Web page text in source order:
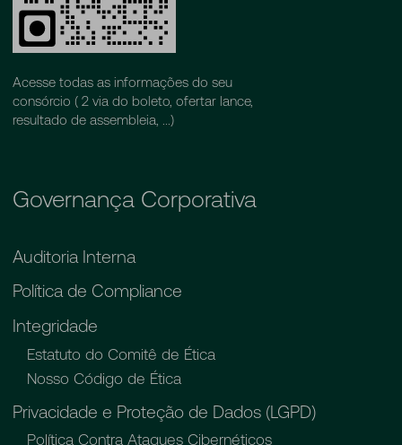
Acesse todas as informações do seu
consórcio ( 2 via do boleto, ofertar lance,
resultado de assembleia, ...)
Governança Corporativa
Auditoria Interna
Política de Compliance
Integridade
Estatuto do Comitê de Ética
Nosso Código de Ética
Privacidade e Proteção de Dados (LGPD)
Política Contra Ataques Cibernéticos